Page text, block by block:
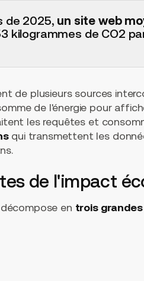
de 2025, un site web
kilogrammes de CO2
de plusieurs sources
de l'énergie pour
les requêtes et
qui transmettent les
de l'impact
en trois